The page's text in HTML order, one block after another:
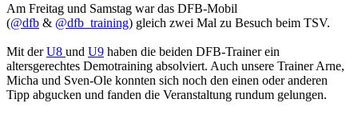
Am Freitag und Samstag war das DFB-Mobil
(@dfb & @dfb_training) gleich zwei Mal zu Besuch beim TSV.
Mit derU8 und U9 haben die beiden DFB-Trainer ein
altersgerechtes Demotraining absolviert. Auch unsere Trainer Arne,
Micha und Sven-Ole konnten sich noch den einen oder anderen
Tipp abgucken und fanden die Veranstaltung rundum gelungen.